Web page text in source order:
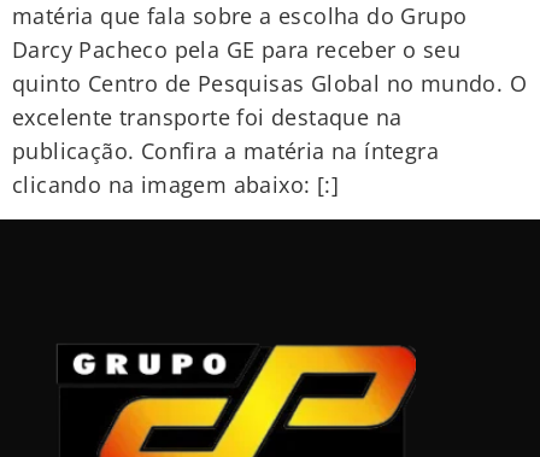
matéria que fala sobre a escolha do Grupo
Darcy Pacheco pela GE para receber o seu
quinto Centro de Pesquisas Global no mundo. O
excelente transporte foi destaque na
publicação. Confira a matéria na íntegra
clicando na imagem abaixo: [:]